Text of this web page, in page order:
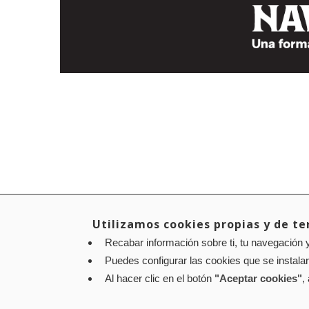
Utilizamos cookies propias y de
Recabar información sobre ti, tu
Puedes configurar las cookies que se
Al hacer clic en el botón "Aceptar cookies",